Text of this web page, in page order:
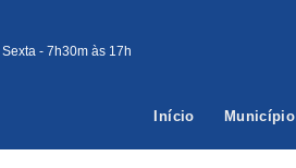
- 7h30m às 17h
Início Município